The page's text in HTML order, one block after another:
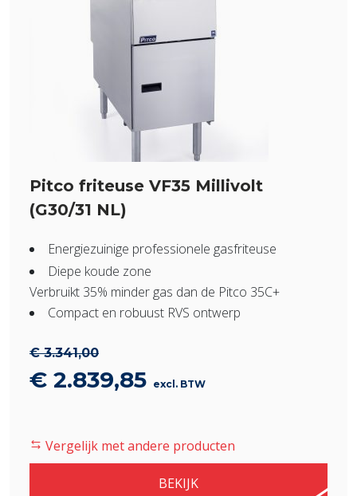
Pitco friteuse VF35 Millivolt
(G30/31 NL)
Energiezuinige professionele gasfriteuse
Diepe koude zone
Verbruikt 35% minder gas dan de Pitco 35C+
Compact en robuust RVS ontwerp
€3.341,00
Oorspronkelijke
was:
€ 2.839,85Huidige
is:
€ 2.839,85.
excl. BTW
Vergelijk met andere producten
BEKIJK